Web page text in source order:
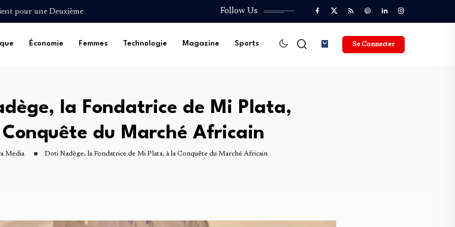
Follow Us
Économie Femmes Technologie Magazine Sports Se Connecter
la Fondatrice de Mi Plata,
du Marché Africain
Media Doti Nadège, la Fondatrice de Mi Plata, à la Conquête du Marché Africain